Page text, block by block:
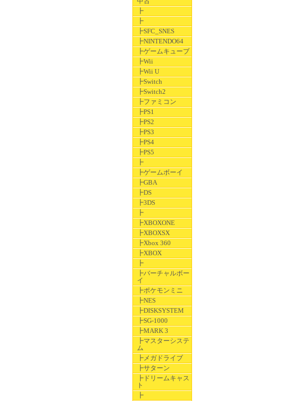
┣
┣
┣SFC_SNES
┣NINTENDO64
┣ゲームキューブ
┣Wii
┣Wii U
┣Switch
┣Switch2
┣ファミコン
┣PS1
┣PS2
┣PS3
┣PS4
┣PS5
┣
┣ゲームボーイ
┣GBA
┣DS
┣3DS
┣
┣XBOXONE
┣XBOXSX
┣Xbox 360
┣XBOX
┣
┣バーチャルボー
イ
┣ポケモンミニ
┣NES
┣DISKSYSTEM
┣SG-1000
┣MARK 3
┣マスターシステ
ム
┣メガドライブ
┣サターン
┣ドリームキャス
ト
┣